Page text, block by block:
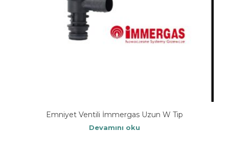
Emniyet Ventili İmmergas Uzun W Tip
Devamını oku